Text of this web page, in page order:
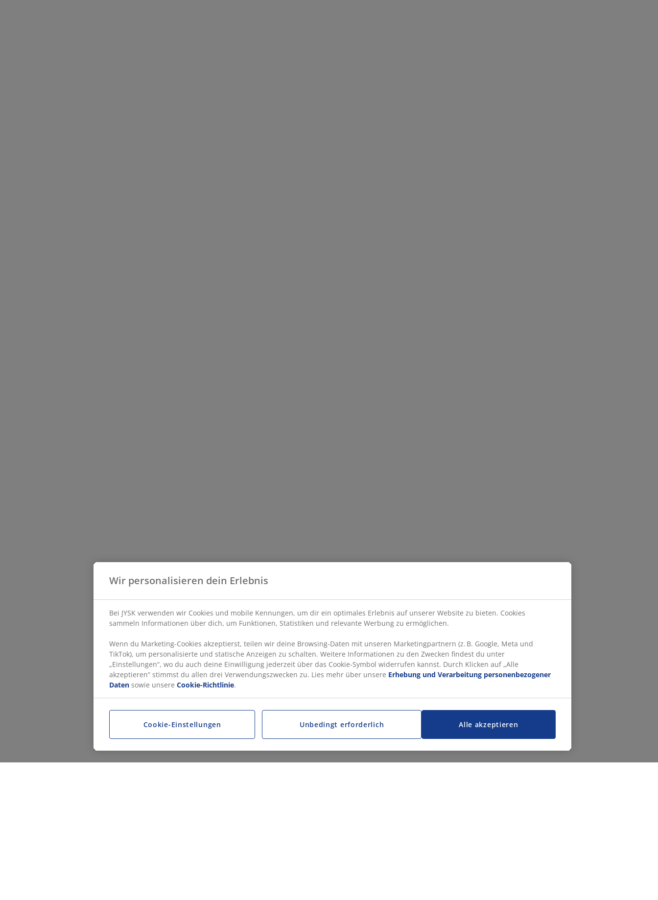
Wir personalisieren dein Erlebnis
Bei JYSK verwenden wir Cookies und mobile Kennungen, um dir ein optimales Erlebnis auf unserer Website zu bieten. Cookies
sammeln Informationen über dich, um Funktionen, Statistiken und relevante Werbung zu ermöglichen.
Wenn du Marketing-Cookies akzeptierst, teilen wir deine Browsing-Daten mit unseren Marketingpartnern (z. B. Google, Meta und
TikTok), um personalisierte und statische Anzeigen zu schalten. Weitere Informationen zu den Zwecken findest du unter
„Einstellungen“, wo du auch deine Einwilligung jederzeit über das Cookie-Symbol widerrufen kannst. Durch Klicken auf „Alle
akzeptieren“ stimmst du allen drei Verwendungszwecken zu. Lies mehr über unsere Erhebung und Verarbeitung personenbezogener
Daten sowie unsere Cookie-Richtlinie.
Alle akzeptieren
Cookie-Einstellungen Unbedingt erforderlich